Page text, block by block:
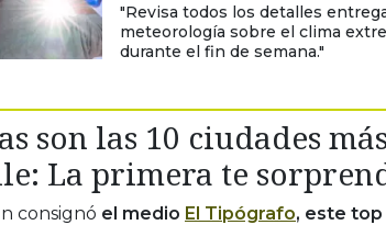
"Revisa todos los detalles
meteorología sobre el clima
durante el fin de semana."
son las 10 ciudades
La primera te
consignó el medio El Tipógrafo, este top